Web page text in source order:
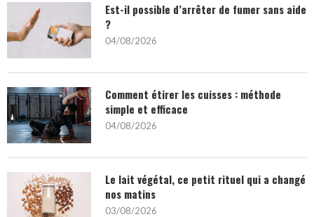
Est-il possible d’arrêter de fumer sans aide
?
04/08/2026
Comment étirer les cuisses : méthode
simple et efficace
04/08/2026
Le lait végétal, ce petit rituel qui a changé
nos matins
03/08/2026